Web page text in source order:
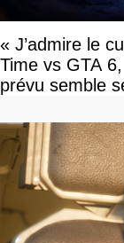
« J’admire le
Time vs GTA
prévu semble